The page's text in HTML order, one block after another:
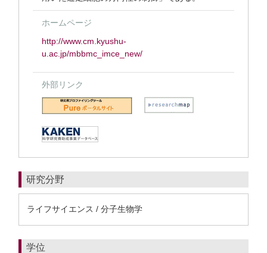
ホームページ
http://www.cm.kyushu-
u.ac.jp/mbbmc_imce_new/
外部リンク
研究分野
ライフサイエンス / 分子生物学
学位